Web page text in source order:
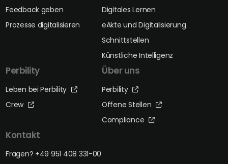
Feedback geben
Prozesse digitalisieren
Digitales Lernen
eAkte und Digitalisierung
Schnittstellen
Künstliche Intelligenz
Perbility
Leben bei Perbility
Crew
Über uns
Perbility
Offene Stellen
Compliance
Kontakt
Fragen? +49 951 408 331-00